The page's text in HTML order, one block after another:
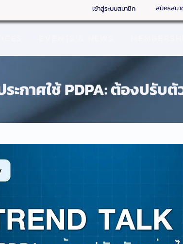
เข้าสู่ระบบสมาชิก สมัครสมา
ะกาศใช้ PDPA: ต้องปรับตั